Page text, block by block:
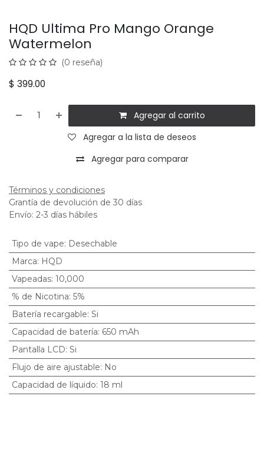
HQD Ultima Pro Mango Orange
Watermelon
(0 reseña)
$ 399.00
Agregar al carrito
Agregar para comparar
Agregar a la lista de deseos
Términos y condiciones
Grantía de devolución de 30 días
Envío: 2-3 días hábiles
Tipo de vape: Desechable
Marca: HQD
Vapeadas: 10,000
% de Nicotina: 5%
Batería recargable: Si
Capacidad de batería: 650 mAh
Pantalla LCD: Si
Flujo de aire ajustable: No
Capacidad de líquido: 18 ml